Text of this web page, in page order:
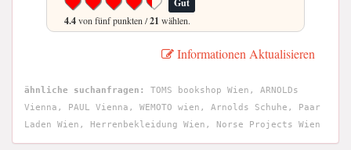
Gut
4.4von fünf punkten /21 wählen.
Informationen Aktualisieren
ähnliche suchanfragen:
TOMS bookshop Wien, ARNOLDs
Vienna, PAUL Vienna, WEMOTO wien, Arnolds Schuhe, Paar
Laden Wien, Herrenbekleidung Wien, Norse Projects Wien